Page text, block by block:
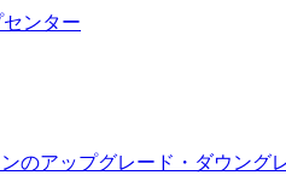
ンター
のアップグレード・ダウング